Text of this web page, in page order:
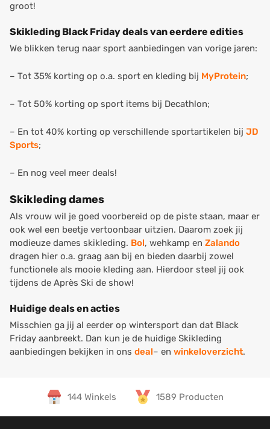
groot!
Skikleding Black Friday deals van eerdere edities
We blikken terug naar sport aanbiedingen van vorige jaren:
– Tot 35% korting op o.a. sport en kleding bij MyProtein;
– Tot 50% korting op sport items bij Decathlon;
– En tot 40% korting op verschillende sportartikelen bij JD
Sports;
– En nog veel meer deals!
Skikleding dames
Als vrouw wil je goed voorbereid op de piste staan, maar er
ook wel een beetje vertoonbaar uitzien. Daarom zoek jij
modieuze dames skikleding. Bol, wehkamp en Zalando
dragen hier o.a. graag aan bij en bieden daarbij zowel
functionele als mooie kleding aan. Hierdoor steel jij ook
tijdens de Après Ski de show!
Huidige deals en acties
Misschien ga jij al eerder op wintersport dan dat Black
Friday aanbreekt. Dan kun je de huidige Skikleding
aanbiedingen bekijken in ons deal– en winkeloverzicht.
144 Winkels 1589 Producten